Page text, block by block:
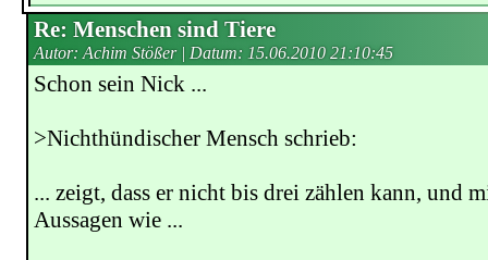
Re: Menschen sind Tiere
Autor: Achim Stößer | Datum: 15.06.2010 21:10:45
Schon sein Nick ...
>Nichthündischer Mensch schrieb:
... zeigt, dass er nicht bis drei zählen kann, und
Aussagen wie ...